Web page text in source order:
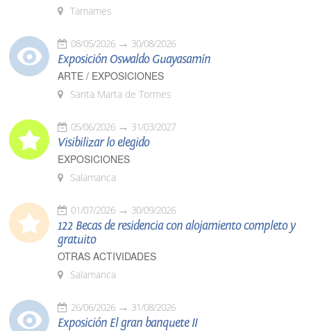
Tamames
08/05/2026 30/08/2026
Exposición Oswaldo Guayasamín
ARTE / EXPOSICIONES
Santa Marta de Tormes
05/06/2026 31/03/2027
Visibilizar lo elegido
EXPOSICIONES
Salamanca
01/07/2026 30/09/2026
122 Becas de residencia con alojamiento completo y
gratuito
OTRAS ACTIVIDADES
Salamanca
26/06/2026 31/08/2026
Exposición El gran banquete II